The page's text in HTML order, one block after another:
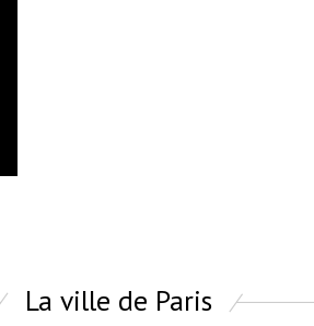
La ville de Paris